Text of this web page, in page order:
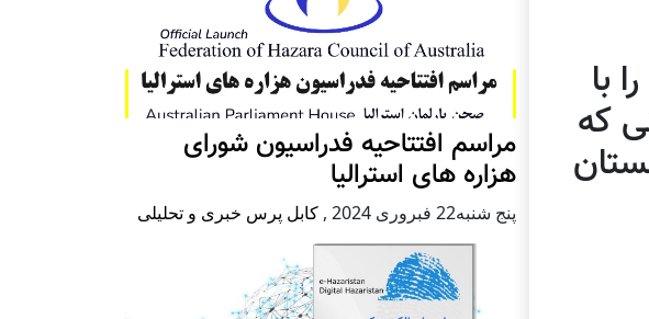
با
که مراسم افتتاحیه فدراسیون شورای
هزاره های استرالیا
پنج شنبه22 فبروری 2024 , کابل پرس خبری و تحلیلی